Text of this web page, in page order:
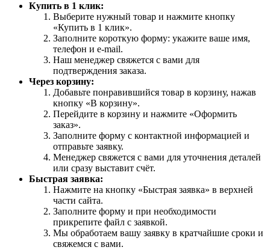
Купить в 1 клик:
Выберите нужный товар и нажмите кнопку
«Купить в 1 клик».
Заполните короткую форму: укажите ваше имя,
телефон и e-mail.
Наш менеджер свяжется с вами для
подтверждения заказа.
Через корзину:
Добавьте понравившийся товар в корзину, нажав
кнопку «В корзину».
Перейдите в корзину и нажмите «Оформить
заказ».
Заполните форму с контактной информацией и
отправьте заявку.
Менеджер свяжется с вами для уточнения деталей
или сразу выставит счёт.
Быстрая заявка:
Нажмите на кнопку «Быстрая заявка» в верхней
части сайта.
Заполните форму и при необходимости
прикрепите файл с заявкой.
Мы обработаем вашу заявку в кратчайшие сроки и
свяжемся с вами.